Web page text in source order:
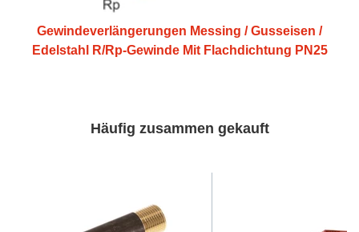
Gewindeverlängerungen Messing / Gusseisen /
Edelstahl R/Rp-Gewinde Mit Flachdichtung PN25
Häufig zusammen gekauft